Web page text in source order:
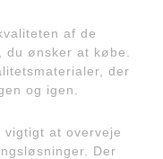
af de
du ønsker at købe.
der
og igen.
vigtigt at overveje
Der